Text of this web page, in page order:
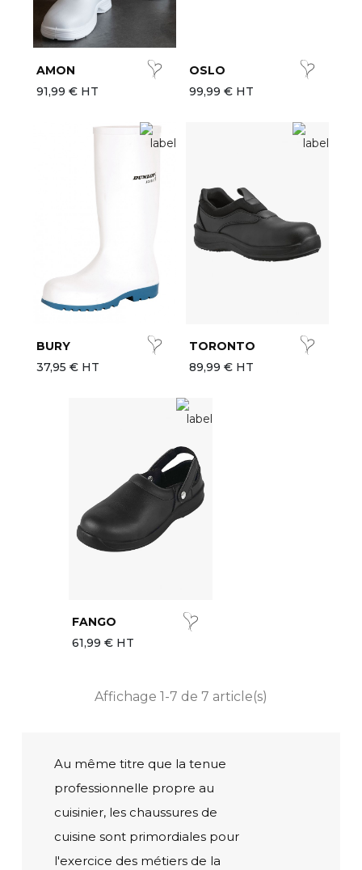
AMON
91,99 € HT
OSLO
99,99 € HT
BURY
37,95 € HT
TORONTO
89,99 € HT
FANGO
61,99 € HT
Affichage 1-7 de 7 article(s)
Au même titre que la tenue
professionnelle propre au
cuisinier, les chaussures de
cuisine sont primordiales pour
l'exercice des métiers de la